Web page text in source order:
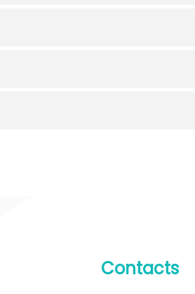
Contacts